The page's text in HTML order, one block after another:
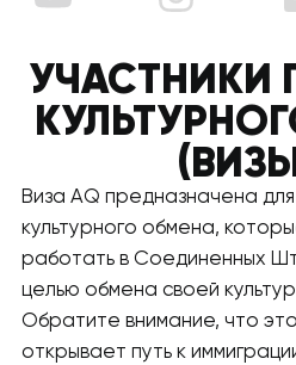
УЧАСТНИКИ
Виза AQ предназначена
культурного обмена,
работать в Соединенных
целью обмена своей
Обратите внимание, что
открывает путь к